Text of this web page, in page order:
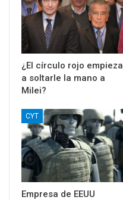
¿El círculo rojo empieza
a soltarle la mano a
Milei?
CYT
Empresa de EEUU